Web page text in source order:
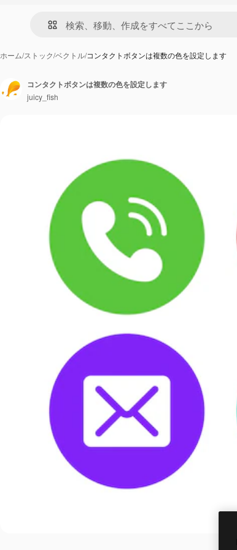
ホーム/ストック/ベクトル/コンタクトボタンは複数の色を設定します
コンタクトボタンは複数の色を設定します
juicy_fish